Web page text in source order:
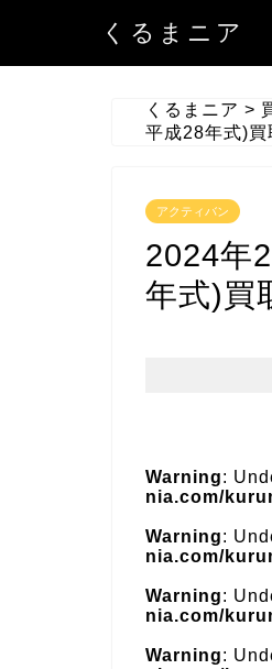
くるまニア
くるまニア >
平成28年式)買
アクティバン
2024年
年式)買
Warning:
nia.com/
Warning:
nia.com/
Warning:
nia.com/
Warning: